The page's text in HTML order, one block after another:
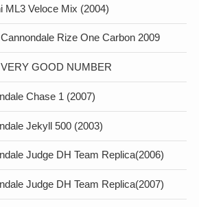
ML3 Veloce Mix (2004)
Rize One Carbon 2009
VERY GOOD NUMBER
Chase 1 (2007)
Jekyll 500 (2003)
Judge DH Team Replica(2006)
Judge DH Team Replica(2007)